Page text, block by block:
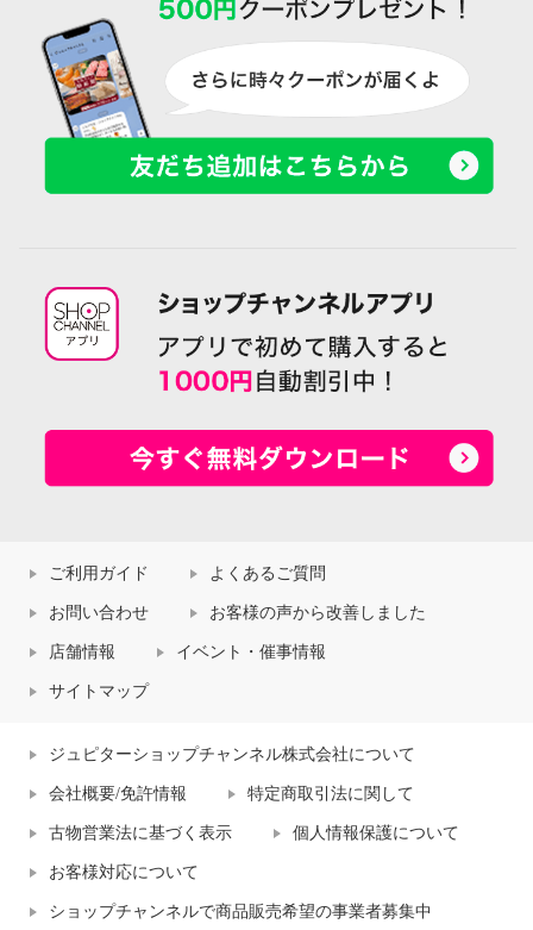
ご利用ガイド よくあるご質問
お問い合わせ お客様の声から改善しました
店舗情報 イベント・催事情報
サイトマップ
ジュピターショップチャンネル株式会社について
会社概要/免許情報 特定商取引法に関して
古物営業法に基づく表示 個人情報保護について
お客様対応について
ショップチャンネルで商品販売希望の事業者募集中